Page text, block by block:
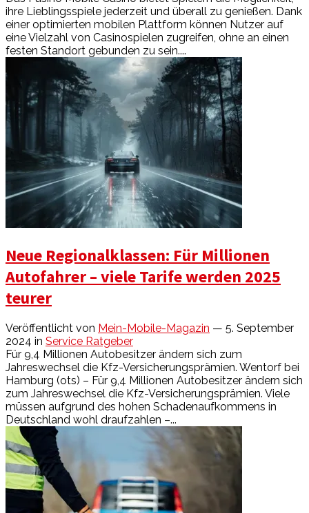
ihre Lieblingsspiele jederzeit und überall zu genießen. Dank
einer optimierten mobilen Plattform können Nutzer auf
eine Vielzahl von Casinospielen zugreifen, ohne an einen
festen Standort gebunden zu sein....
Neue Regionalklassen: Für Millionen
Autofahrer – viele Tarife werden 2025
teurer
Veröffentlicht von Mein-Mobile-Magazin — 5. September
2024 in Service Ratgeber
Für 9,4 Millionen Autobesitzer ändern sich zum
Jahreswechsel die Kfz-Versicherungsprämien. Wentorf bei
Hamburg (ots) – Für 9,4 Millionen Autobesitzer ändern sich
zum Jahreswechsel die Kfz-Versicherungsprämien. Viele
müssen aufgrund des hohen Schadenaufkommens in
Deutschland wohl draufzahlen –...